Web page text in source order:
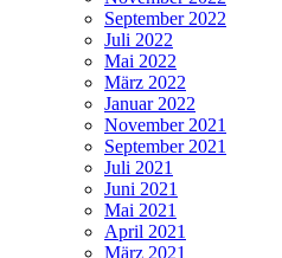
September 2022
Juli 2022
Mai 2022
März 2022
Januar 2022
November 2021
September 2021
Juli 2021
Juni 2021
Mai 2021
April 2021
März 2021